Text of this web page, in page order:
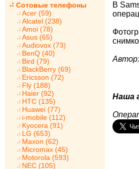
Сотовые телефоны
Acer (59)
Alcatel (238)
Amoi (78)
Asus (65)
Audiovox (73)
BenQ (40)
Bird (79)
BlackBerry (69)
Ericsson (72)
Fly (188)
Haier (92)
HTC (135)
Huawei (77)
i-mobile (112)
Kyocera (91)
LG (653)
Maxon (62)
Micromax (45)
Motorola (593)
NEC (105)
В
Наша